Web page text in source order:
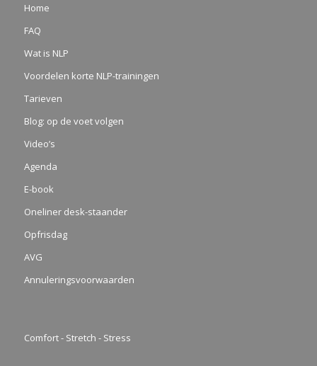
Home
FAQ
Wat is NLP
Voordelen korte NLP-trainingen
Tarieven
Blog: op de voet volgen
Video’s
Agenda
E-book
Oneliner desk-staander
Opfrisdag
AVG
Annuleringsvoorwaarden
Comfort - Stretch - Stress